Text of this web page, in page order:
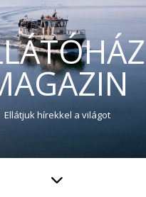
Ellátjuk hírekkel a világot